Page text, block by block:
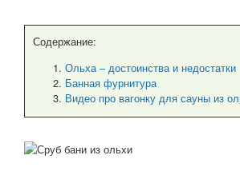
Содержание:
Ольха – достоинства и недостатки
Банная фурнитура
Видео про вагонку для сауны из